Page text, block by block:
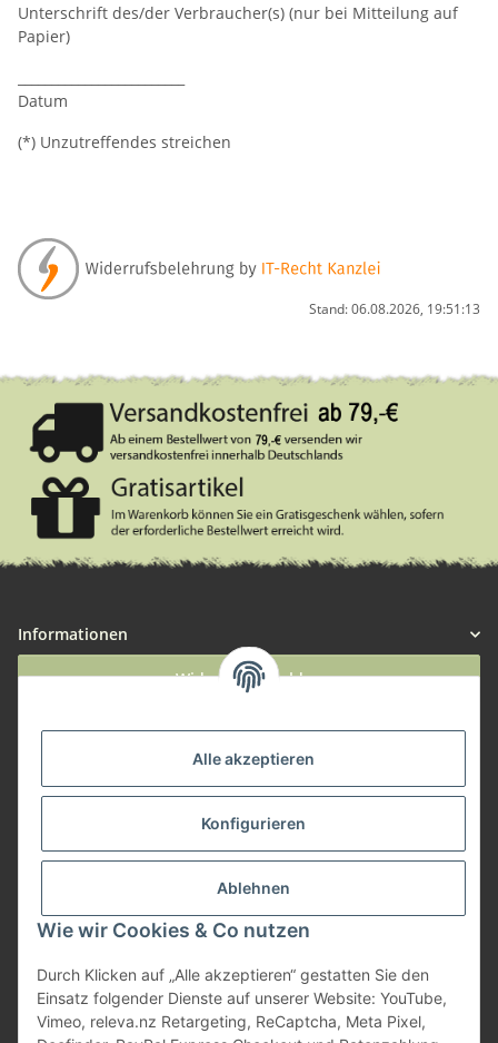
Alle akzeptieren
Konfigurieren
Ablehnen
Wie wir Cookies & Co nutzen
Durch Klicken auf „Alle akzeptieren“ gestatten Sie den
Einsatz folgender Dienste auf unserer Website: YouTube,
Vimeo, releva.nz Retargeting, ReCaptcha, Meta Pixel,
Unterschrift des/der Verbraucher(s) (nur bei Mitteilung auf
Papier)
Datum
(*) Unzutreffendes streichen
Stand: 06.08.2026, 19:51:13
Informationen
Widerruf anmelden
Zahlungsmöglichkeiten